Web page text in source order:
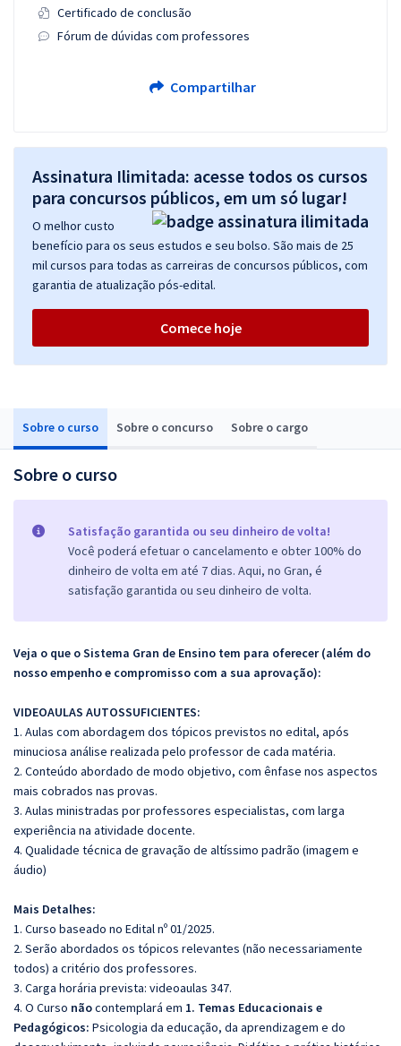
Sobre o curso Sobre o concurso Sobre o cargo
Sobre o curso
Satisfação garantida ou seu dinheiro de volta!
Você poderá efetuar o cancelamento e obter 100% do
dinheiro de volta em até 7 dias. Aqui, no Gran, é
satisfação garantida ou seu dinheiro de volta.
Veja o que o Sistema Gran de Ensino tem para oferecer (além do
nosso empenho e compromisso com a sua aprovação):
VIDEOAULAS AUTOSSUFICIENTES:
1. Aulas com abordagem dos tópicos previstos no edital, após
minuciosa análise realizada pelo professor de cada matéria.
2. Conteúdo abordado de modo objetivo, com ênfase nos aspectos
mais cobrados nas provas.
3. Aulas ministradas por professores especialistas, com larga
experiência na atividade docente.
4. Qualidade técnica de gravação de altíssimo padrão (imagem e
áudio)
Mais Detalhes:
1. Curso baseado no Edital nº 01/2025.
2. Serão abordados os tópicos relevantes (não necessariamente
todos) a critério dos professores.
3. Carga horária prevista: videoaulas 347.
4. O Curso nãocontemplará em 1. Temas Educacionais e
Pedagógicos: Psicologia da educação, da aprendizagem e do
Certificado de conclusão
Fórum de dúvidas com professores
Compartilhar
Assinatura Ilimitada: acesse todos os cursos
para concursos públicos, em um só lugar!
O melhor custo
benefício para os seus estudos e seu bolso. São mais de 25
mil cursos para todas as carreiras de concursos públicos, com
garantia de atualização pós-edital.
Comece hoje